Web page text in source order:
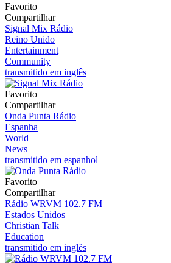
Favorito
Compartilhar
Signal Mix Rádio
Reino Unido
Entertainment
Community
transmitido em inglês
Favorito
Compartilhar
Onda Punta Rádio
Espanha
World
News
transmitido em espanhol
Favorito
Compartilhar
Rádio WRVM 102.7 FM
Estados Unidos
Christian Talk
Education
transmitido em inglês